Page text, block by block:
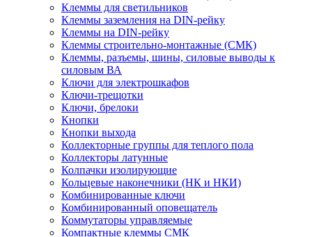
Клеммы для светильников
Клеммы заземления на DIN-рейку
Клеммы на DIN-рейку
Клеммы строительно-монтажные (СМК)
Клеммы, разъемы, шины, силовые выводы к
силовым ВА
Ключи для электрошкафов
Ключи-трещотки
Ключи, брелоки
Кнопки
Кнопки выхода
Коллекторные группы для теплого пола
Коллекторы латунные
Колпачки изолирующие
Кольцевые наконечники (НК и НКИ)
Комбинированные ключи
Комбинированный оповещатель
Коммутаторы управляемые
Компактные клеммы СМК